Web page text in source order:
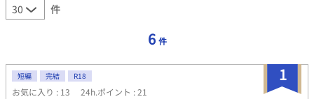
件
6 件
1
短編 完結 R18
お気に入り : 13 24h.ポイント : 21